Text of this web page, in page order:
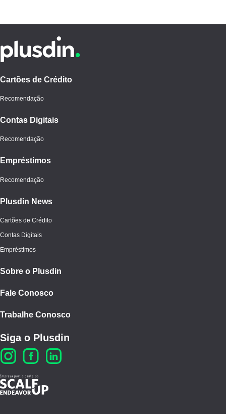
Cartões de Crédito
Recomendação
Contas Digitais
Recomendação
Empréstimos
Recomendação
Plusdin News
Cartões de Crédito
Contas Digitais
Empréstimos
Sobre o Plusdin
Fale Conosco
Trabalhe Conosco
Siga o Plusdin